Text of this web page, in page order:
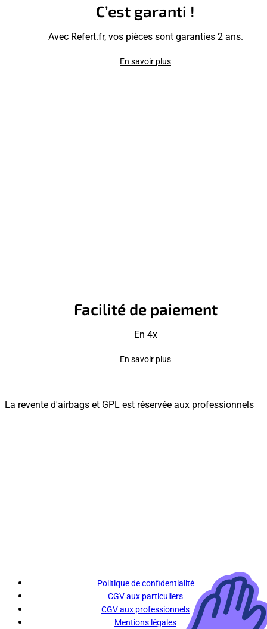
C’est garanti !
Avec Refert.fr, vos pièces sont garanties 2 ans.
En savoir plus
Facilité de paiement
En 4x
En savoir plus
La revente d'airbags et GPL est réservée aux professionnels
Politique de confidentialité
CGV aux particuliers
CGV aux professionnels
Mentions légales